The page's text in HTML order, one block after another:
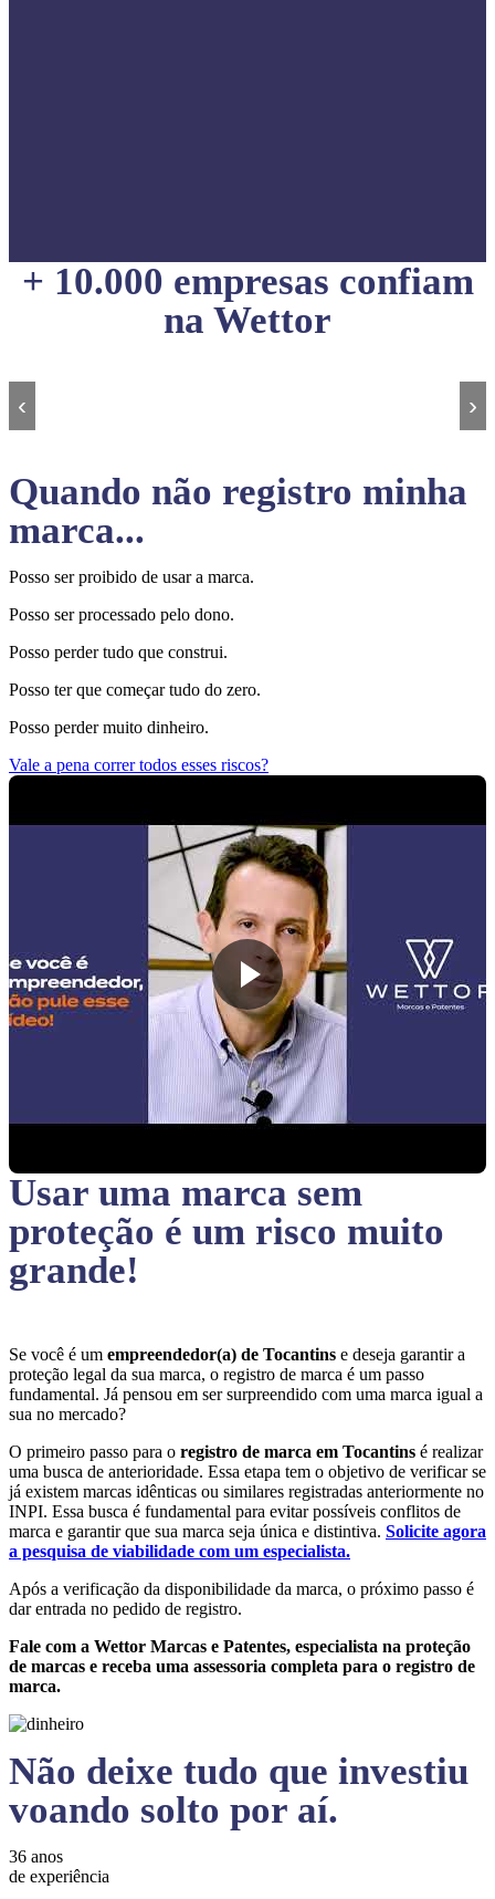
+ 10.000 empresas confiam
na Wettor
‹ ›
Quando não registro minha
marca...
Posso ser proibido de usar a marca.
Posso ser processado pelo dono.
Posso perder tudo que construi.
Posso ter que começar tudo do zero.
Posso perder muito dinheiro.
Vale a pena correr todos esses riscos?
Usar uma marca sem
proteção é um risco muito
grande!
Se você é um empreendedor(a) de Tocantins e deseja garantir a
proteção legal da sua marca, o registro de marca é um passo
fundamental. Já pensou em ser surpreendido com uma marca igual a
sua no mercado?
O primeiro passo para o registro de marca em Tocantins é realizar
uma busca de anterioridade. Essa etapa tem o objetivo de verificar se
já existem marcas idênticas ou similares registradas anteriormente no
INPI. Essa busca é fundamental para evitar possíveis conflitos de
marca e garantir que sua marca seja única e distintiva. Solicite agora
a pesquisa de viabilidade com um especialista.
Após a verificação da disponibilidade da marca, o próximo passo é
dar entrada no pedido de registro.
Fale com a Wettor Marcas e Patentes, especialista na proteção
de marcas e receba uma assessoria completa para o registro de
marca.
Não deixe tudo que investiu
voando solto por aí.
36 anos
de experiência